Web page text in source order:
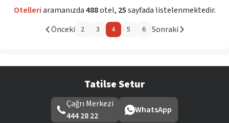
Otelleriaramanızda488otel, 25sayfada listelenmektedir.
Önceki
2 3 4 5 6 Sonraki
Tatilse Setur
Çağrı Merkezi
444 28 22
WhatsApp